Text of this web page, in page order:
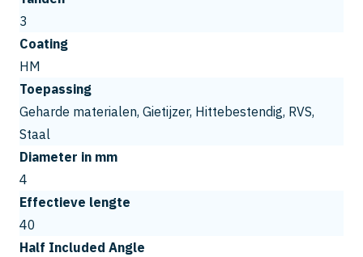
3
Coating
HM
Toepassing
Geharde materialen, Gietijzer, Hittebestendig, RVS,
Staal
Diameter in mm
4
Effectieve lengte
40
Half Included Angle